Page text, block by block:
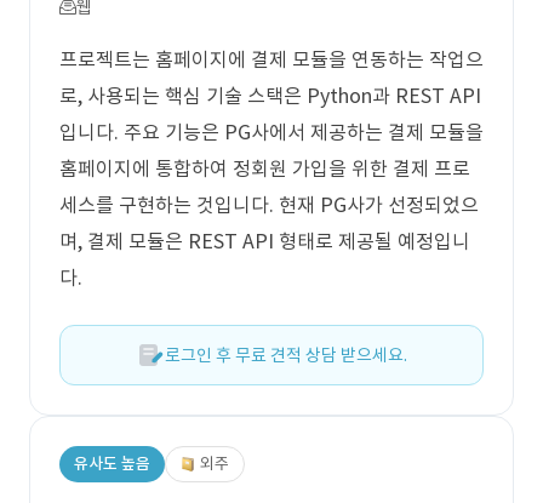
웹
프로젝트는 홈페이지에 결제 모듈을 연동하는 작업으
로, 사용되는 핵심 기술 스택은 Python과 REST API
입니다. 주요 기능은 PG사에서 제공하는 결제 모듈을
홈페이지에 통합하여 정회원 가입을 위한 결제 프로
세스를 구현하는 것입니다. 현재 PG사가 선정되었으
며, 결제 모듈은 REST API 형태로 제공될 예정입니
다.
로그인 후 무료 견적 상담 받으세요.
유사도 높음 외주